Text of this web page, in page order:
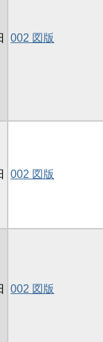
002 図版
002 図版
002 図版